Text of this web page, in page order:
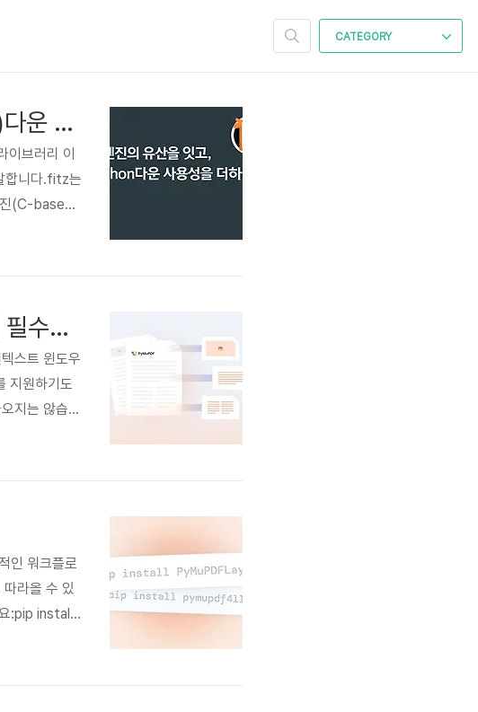
CATEGORY
C 엔진(C engine)의 유산을 잇고, 파이썬(Python)다운 사용성까지 챙긴 PyMuPDF Pro
브러리 이
합니다.fitz는
(C-based
링(PDF re
왜 데이터 청킹(Data Chunking)이 LLM 처리에서 필수적일까
스트 윈도우
지원하기도
지는 않습니
히려 떨어질
인 워크플로
라올 수 있
:pip install
역할을 하